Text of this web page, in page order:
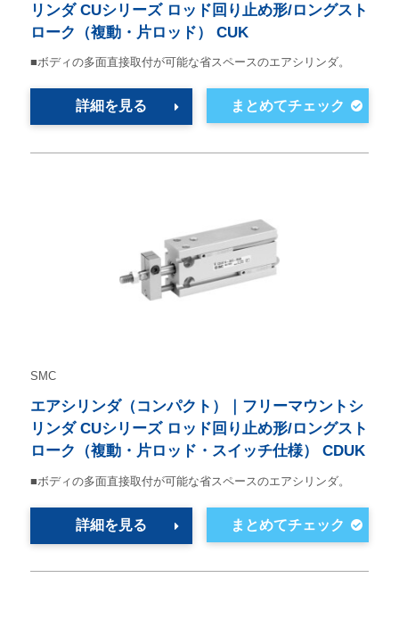
リンダ CUシリーズ ロッド回り止め形/ロングスト
ローク（複動・片ロッド） CUK
■ボディの多面直接取付が可能な省スペースのエアシリンダ。
詳細を見る
SMC
エアシリンダ（コンパクト）｜フリーマウントシ
リンダ CUシリーズ ロッド回り止め形/ロングスト
ローク（複動・片ロッド・スイッチ仕様） CDUK
■ボディの多面直接取付が可能な省スペースのエアシリンダ。
詳細を見る